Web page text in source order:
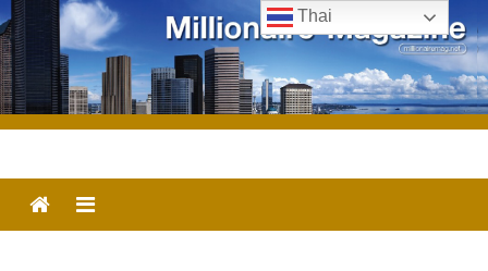
Skip
to
content
Menu
Thai